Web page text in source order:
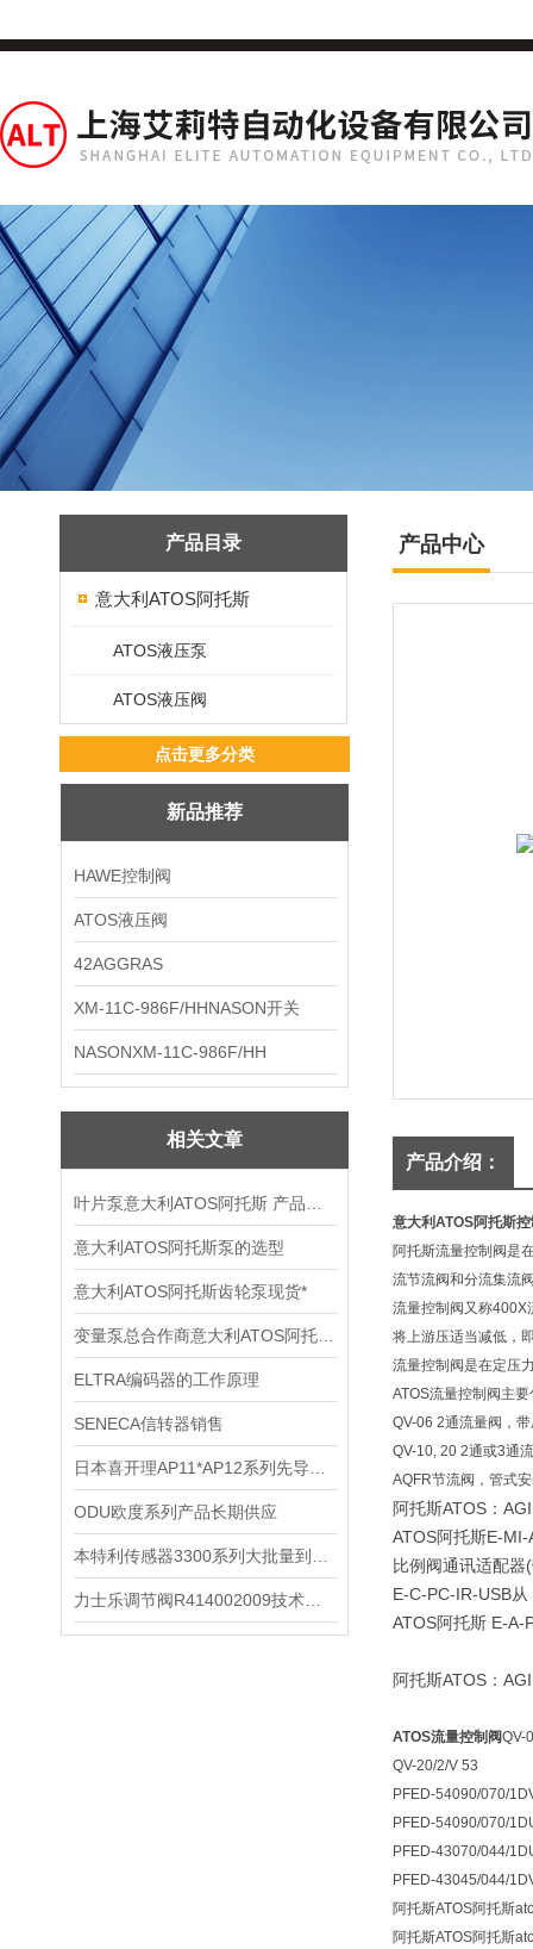
产品目录
意大利ATOS阿托斯
ATOS液压泵
ATOS液压阀
点击更多分类
新品推荐
HAWE控制阀
ATOS液压阀
42AGGRAS
XM-11C-986F/HHNASON开关
NASONXM-11C-986F/HH
相关文章
意大利ATOS阿托斯泵的选型
意大利ATOS阿托斯齿轮泵现货*
ELTRA编码器的工作原理
SENECA信转器销售
ODU欧度系列产品长期供应
产品中心
产品介绍：
意大利ATOS阿托斯
阿托斯流量控制阀是
流节流阀和分流集流
流量控制阀又称400X
将上游压适当减低，
流量控制阀是在定压
ATOS流量控制阀主
QV-06 2通流量阀，
QV-10, 20 2通或3通
AQFR节流阀，管式
阿托斯ATOS：
ATOS阿托斯E-
比例阀通讯适配
E-C-PC-IR-USB
ATOS阿托斯 E-A-
阿托斯ATOS：
ATOS流量控制阀QV-
QV-20/2/V 53
PFED-54090/070/
PFED-54090/070/
PFED-43070/044/
PFED-43045/044/
阿托斯ATOS阿托斯
阿托斯ATOS阿托斯